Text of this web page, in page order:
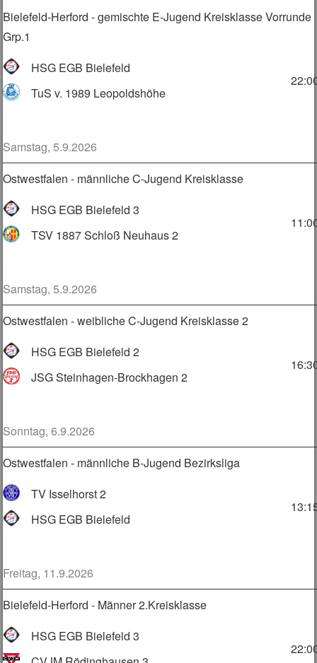
Bielefeld-Herford - gemischte E-Jugend Kreisklasse Vorrunde
Grp.1
HSG EGB Bielefeld
TuS v. 1989 Leopoldshöhe
Samstag, 5.9.2026
Ostwestfalen - männliche C-Jugend Kreisklasse
HSG EGB Bielefeld 3
TSV 1887 Schloß Neuhaus 2
Samstag, 5.9.2026
Ostwestfalen - weibliche C-Jugend Kreisklasse 2
HSG EGB Bielefeld 2
JSG Steinhagen-Brockhagen 2
Sonntag, 6.9.2026
Ostwestfalen - männliche B-Jugend Bezirksliga
TV Isselhorst 2
HSG EGB Bielefeld
Freitag, 11.9.2026
Bielefeld-Herford - Männer 2.Kreisklasse
HSG EGB Bielefeld 3